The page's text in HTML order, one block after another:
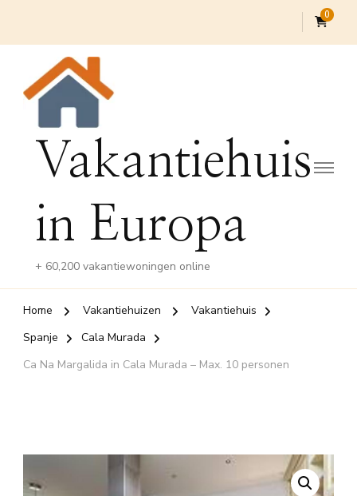
0
Vakantiehuis
in Europa
+ 60,200 vakantiewoningen online
Home Vakantiehuizen
Vakantiehuis
Spanje
Cala Murada
Ca Na Margalida in Cala Murada – Max. 10 personen